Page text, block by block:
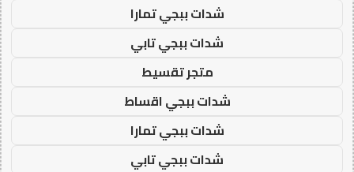
شدات ببجي تمارا
شدات ببجي تابي
متجر تقسيط
شدات ببجي اقساط
شدات ببجي تمارا
شدات ببجي تابي